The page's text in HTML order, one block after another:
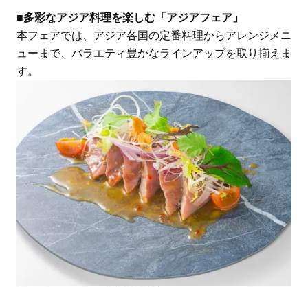
■多彩なアジア料理を楽しむ「アジアフェア」
本フェアでは、アジア各国の定番料理からアレンジメニ
ューまで、バラエティ豊かなラインアップを取り揃えま
す。